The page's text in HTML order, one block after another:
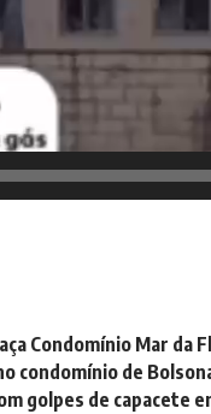
Condomínio Mar da
condomínio de
golpes de capacete